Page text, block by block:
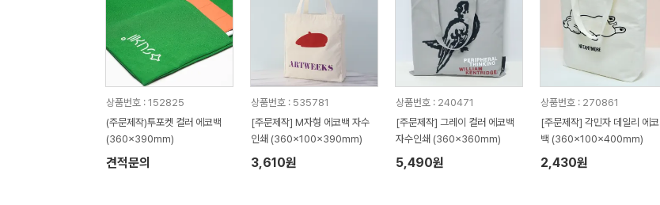
상품번호 : 152825
(주문제작)투포켓 컬러 에코백
(360x390mm)
견적문의
상품번호 : 535781
[주문제작] M자형 에코백 자수
인쇄 (360x100x390mm)
3,610원
상품번호 : 240471
[주문제작] 그레이 컬러 에코백
자수인쇄 (360x360mm)
5,490원
상품번호 : 270861
[주문제작] 각민자 데일리 에코
백 (360x100x400mm)
2,430원